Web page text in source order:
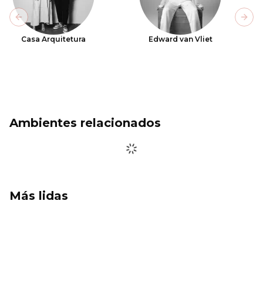
Casa Arquitetura Edward van Vliet
Previous slide
Ambientes relacionados
Más lidas